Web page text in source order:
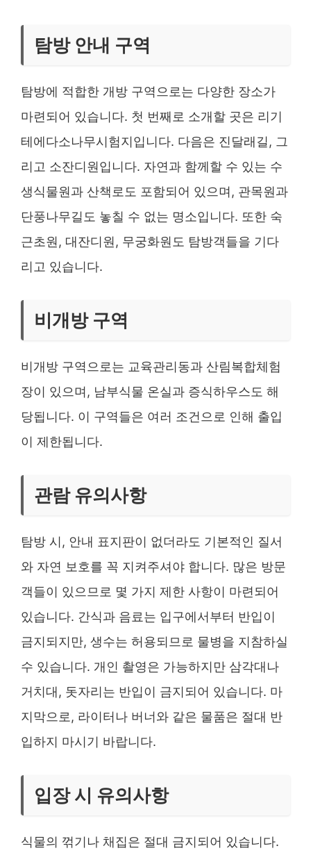
탐방 안내 구역
탐방에 적합한 개방 구역으로는 다양한 장소가
마련되어 있습니다. 첫 번째로 소개할 곳은 리기
테에다소나무시험지입니다. 다음은 진달래길, 그
리고 소잔디원입니다. 자연과 함께할 수 있는 수
생식물원과 산책로도 포함되어 있으며, 관목원과
단풍나무길도 놓칠 수 없는 명소입니다. 또한 숙
근초원, 대잔디원, 무궁화원도 탐방객들을 기다
리고 있습니다.
비개방 구역
비개방 구역으로는 교육관리동과 산림복합체험
장이 있으며, 남부식물 온실과 증식하우스도 해
당됩니다. 이 구역들은 여러 조건으로 인해 출입
이 제한됩니다.
관람 유의사항
탐방 시, 안내 표지판이 없더라도 기본적인 질서
와 자연 보호를 꼭 지켜주셔야 합니다. 많은 방문
객들이 있으므로 몇 가지 제한 사항이 마련되어
있습니다. 간식과 음료는 입구에서부터 반입이
금지되지만, 생수는 허용되므로 물병을 지참하실
수 있습니다. 개인 촬영은 가능하지만 삼각대나
거치대, 돗자리는 반입이 금지되어 있습니다. 마
지막으로, 라이터나 버너와 같은 물품은 절대 반
입하지 마시기 바랍니다.
입장 시 유의사항
식물의 꺾기나 채집은 절대 금지되어 있습니다.